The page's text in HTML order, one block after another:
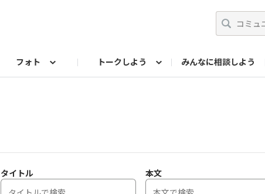
フォト トークしよう みんなに相談しよう
タイトル 本文